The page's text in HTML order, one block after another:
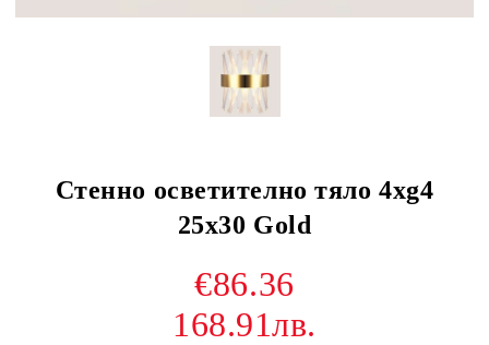
Стенно осветително тяло 4xg4
25x30 Gold
€86.36
168.91лв.